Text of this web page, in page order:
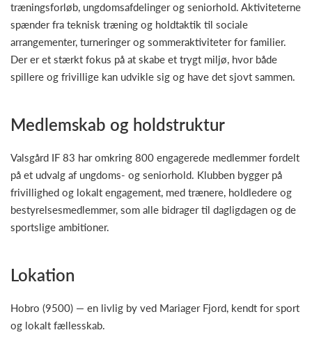
træningsforløb, ungdomsafdelinger og seniorhold. Aktiviteterne
spænder fra teknisk træning og holdtaktik til sociale
arrangementer, turneringer og sommeraktiviteter for familier.
Der er et stærkt fokus på at skabe et trygt miljø, hvor både
spillere og frivillige kan udvikle sig og have det sjovt sammen.
Medlemskab og holdstruktur
Valsgård IF 83 har omkring 800 engagerede medlemmer fordelt
på et udvalg af ungdoms- og seniorhold. Klubben bygger på
frivillighed og lokalt engagement, med trænere, holdledere og
bestyrelsesmedlemmer, som alle bidrager til dagligdagen og de
sportslige ambitioner.
Lokation
Hobro (9500) — en livlig by ved Mariager Fjord, kendt for sport
og lokalt fællesskab.